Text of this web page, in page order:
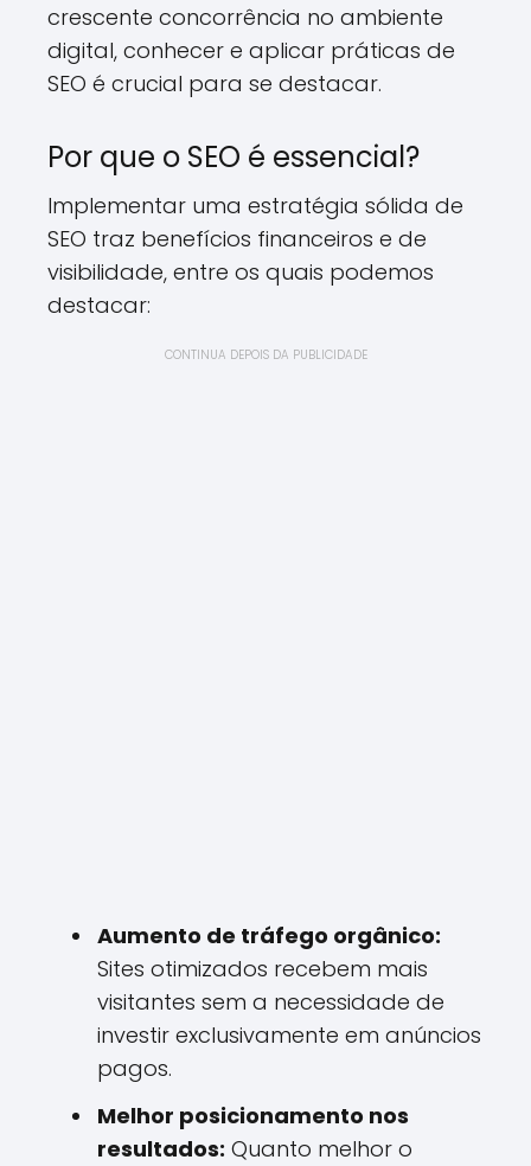
crescente concorrência no ambiente
digital, conhecer e aplicar práticas de
SEO é crucial para se destacar.
Por que o SEO é essencial?
Implementar uma estratégia sólida de
SEO traz benefícios financeiros e de
visibilidade, entre os quais podemos
destacar:
CONTINUA DEPOIS DA PUBLICIDADE
Aumento de tráfego orgânico:
Sites otimizados recebem mais
visitantes sem a necessidade de
investir exclusivamente em anúncios
pagos.
Melhor posicionamento nos
resultados: Quanto melhor o